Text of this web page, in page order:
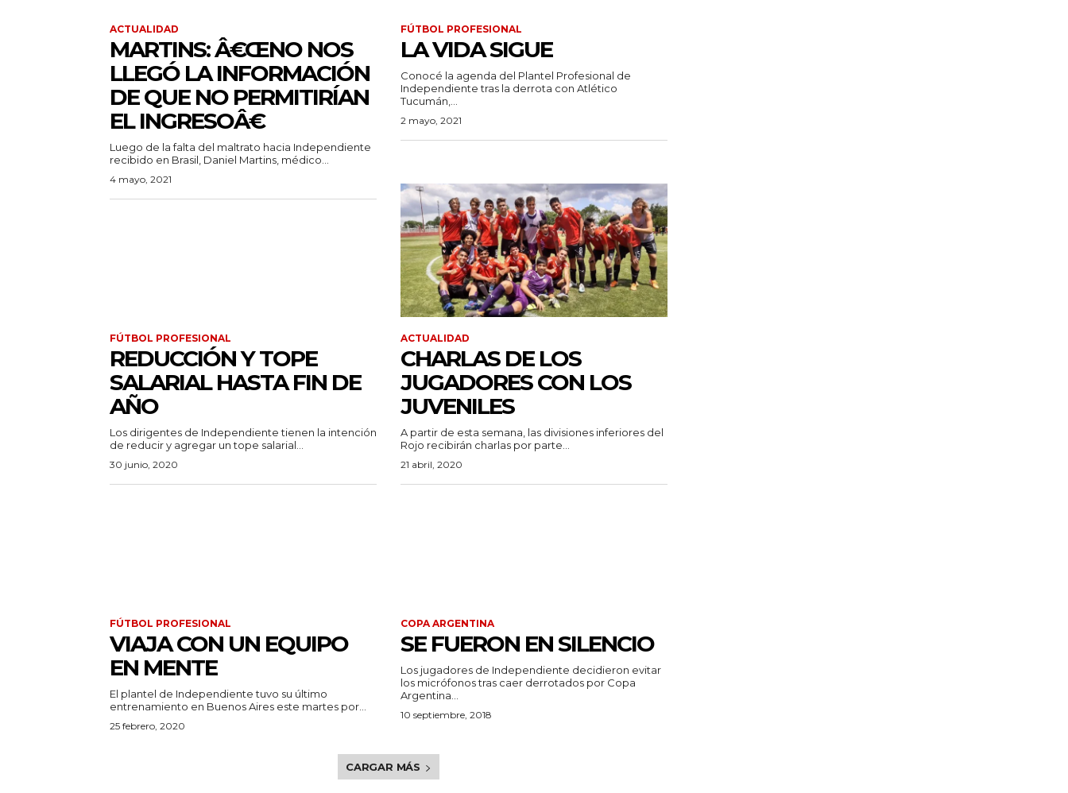
ACTUALIDAD
MARTINS: Â€ŒNO NOS
LLEGÓ LA INFORMACIÓN
DE QUE NO PERMITIRÍAN
EL INGRESOÂ€
Luego de la falta del maltrato hacia Independiente
recibido en Brasil, Daniel Martins, médico...
4 mayo, 2021
FÚTBOL PROFESIONAL
LA VIDA SIGUE
Conocé la agenda del Plantel Profesional de
Independiente tras la derrota con Atlético
Tucumán,...
2 mayo, 2021
FÚTBOL PROFESIONAL
REDUCCIÓN Y TOPE
SALARIAL HASTA FIN DE
AÑO
Los dirigentes de Independiente tienen la intención
de reducir y agregar un tope salarial...
30 junio, 2020
ACTUALIDAD
CHARLAS DE LOS
JUGADORES CON LOS
JUVENILES
A partir de esta semana, las divisiones inferiores del
Rojo recibirán charlas por parte...
21 abril, 2020
FÚTBOL PROFESIONAL
VIAJA CON UN EQUIPO
EN MENTE
El plantel de Independiente tuvo su último
entrenamiento en Buenos Aires este martes por...
25 febrero, 2020
COPA ARGENTINA
SE FUERON EN SILENCIO
Los jugadores de Independiente decidieron evitar
los micrófonos tras caer derrotados por Copa
Argentina...
10 septiembre, 2018
CARGAR MÁS